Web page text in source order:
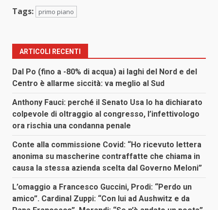
Tags: primo piano
ARTICOLI RECENTI
Dal Po (fino a -80% di acqua) ai laghi del Nord e del
Centro è allarme siccità: va meglio al Sud
Anthony Fauci: perché il Senato Usa lo ha dichiarato
colpevole di oltraggio al congresso, l’infettivologo
ora rischia una condanna penale
Conte alla commissione Covid: “Ho ricevuto lettera
anonima su mascherine contraffatte che chiama in
causa la stessa azienda scelta dal Governo Meloni”
L’omaggio a Francesco Guccini, Prodi: “Perdo un
amico”. Cardinal Zuppi: “Con lui ad Aushwitz e da